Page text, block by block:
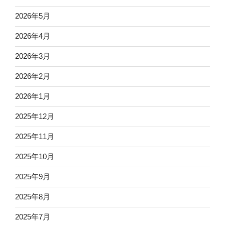
2026年5月
2026年4月
2026年3月
2026年2月
2026年1月
2025年12月
2025年11月
2025年10月
2025年9月
2025年8月
2025年7月